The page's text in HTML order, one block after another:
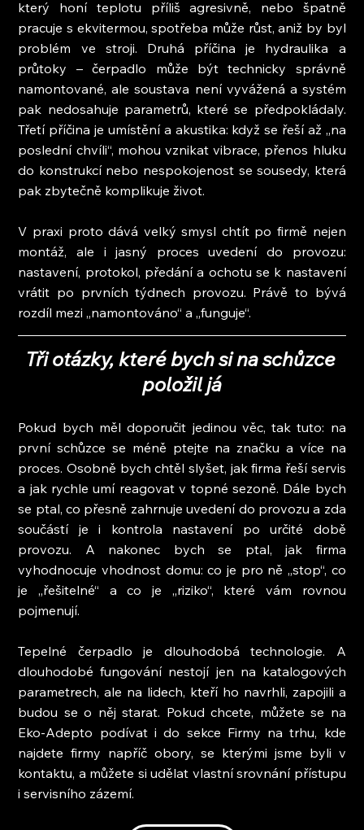
který honí teplotu příliš agresivně, nebo špatně
pracuje s ekvitermou, spotřeba může růst, aniž by byl
problém ve stroji. Druhá příčina je hydraulika a
průtoky – čerpadlo může být technicky správně
namontované, ale soustava není vyvážená a systém
pak nedosahuje parametrů, které se předpokládaly.
Třetí příčina je umístění a akustika: když se řeší až „na
poslední chvíli“, mohou vznikat vibrace, přenos hluku
do konstrukcí nebo nespokojenost se sousedy, která
pak zbytečně komplikuje život.
V praxi proto dává velký smysl chtít po firmě nejen
montáž, ale i jasný proces uvedení do provozu:
nastavení, protokol, předání a ochotu se k nastavení
vrátit po prvních týdnech provozu. Právě to bývá
rozdíl mezi „namontováno“ a „funguje“.
Tři otázky, které bych si na schůzce
položil já
Pokud bych měl doporučit jedinou věc, tak tuto: na
první schůzce se méně ptejte na značku a více na
proces. Osobně bych chtěl slyšet, jak firma řeší servis
a jak rychle umí reagovat v topné sezoně. Dále bych
se ptal, co přesně zahrnuje uvedení do provozu a zda
součástí je i kontrola nastavení po určité době
provozu. A nakonec bych se ptal, jak firma
vyhodnocuje vhodnost domu: co je pro ně „stop“, co
je „řešitelné“ a co je „riziko“, které vám rovnou
pojmenují.
Tepelné čerpadlo je dlouhodobá technologie. A
dlouhodobé fungování nestojí jen na katalogových
parametrech, ale na lidech, kteří ho navrhli, zapojili a
budou se o něj starat. Pokud chcete, můžete se na
Eko-Adepto podívat i do sekce Firmy na trhu, kde
najdete firmy napříč obory, se kterými jsme byli v
kontaktu, a můžete si udělat vlastní srovnání přístupu
i servisního zázemí.